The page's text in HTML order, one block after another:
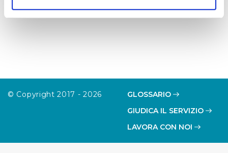
e imposta le tue preferenze nellasezione dettagli. Puoi
modificare o ritirare il tuo consenso in qualsiasi momento
Utilizziamo dei cookie tecnici necessari per rendere
© Copyright 2017 - 2026
GLOSSARIO
GIUDICA IL SERVIZIO
LAVORA CON NOI